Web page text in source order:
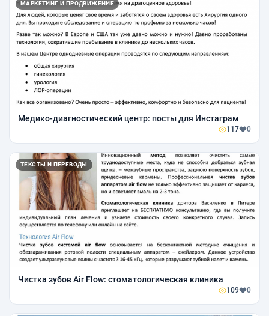
МАРКЕТИНГ И ПРОДВИЖЕНИЕ
Медико-диагностический центр: посты для Инстаграм
117 0
ТЕКСТЫ И ПЕРЕВОДЫ
Чистка зубов Air Flow: стоматологическая клиника
109 0